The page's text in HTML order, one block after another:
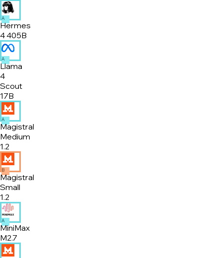
A
Hermes
4 405B
A
Llama
4
Scout
17B
A
Magistral
Medium
1.2
B
Magistral
Small
1.2
A
MiniMax
M2.7